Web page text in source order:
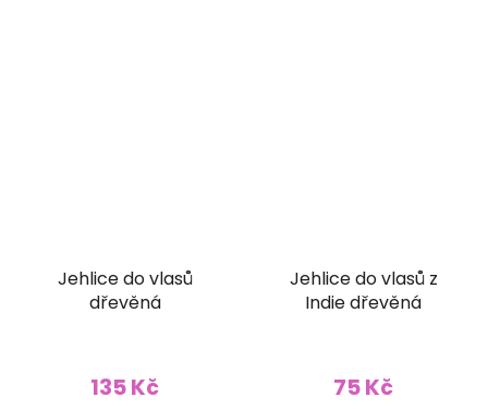
Jehlice do vlasů
dřevěná
135 Kč
Jehlice do vlasů z
Indie dřevěná
75 Kč